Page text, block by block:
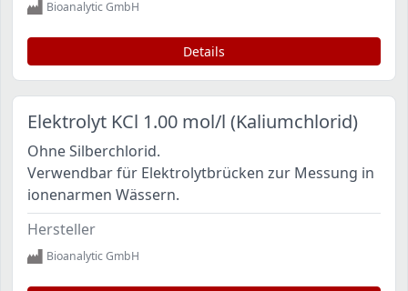
Bioanalytic GmbH
Details
Elektrolyt KCl 1.00 mol/l (Kaliumchlorid)
Ohne Silberchlorid.
Verwendbar für Elektrolytbrücken zur Messung in
ionenarmen Wässern.
Hersteller
Bioanalytic GmbH